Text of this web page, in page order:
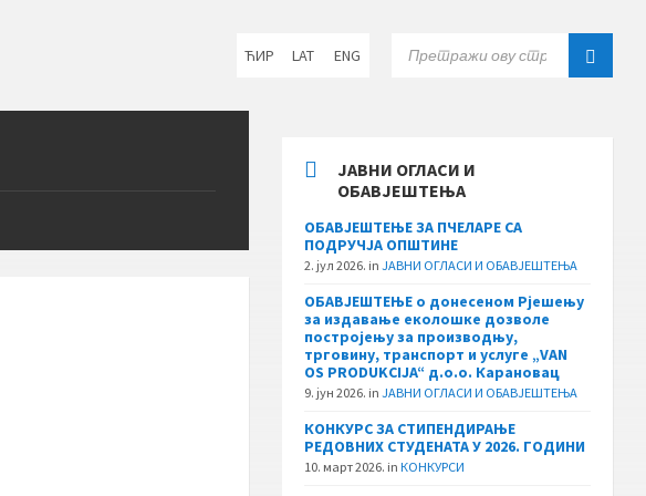
language:
ЋИР LAT ENG
ЈАВНИ ОГЛАСИ И
ОБАВЈЕШТЕЊА
ОБАВЈЕШТЕЊЕ ЗА ПЧЕЛАРЕ СА
ПОДРУЧЈА ОПШТИНЕ
2. јул 2026. inЈАВНИ ОГЛАСИ И ОБАВЈЕШТЕЊА
ОБАВЈЕШТЕЊЕ о донесеном Рјешењу
за издавање еколошке дозволе
постројењу за производњу,
трговину, транспорт и услуге „VAN
OS PRODUKCIJA“ д.о.о. Карановац
9. јун 2026. inЈАВНИ ОГЛАСИ И ОБАВЈЕШТЕЊА
КОНКУРС ЗА СТИПЕНДИРАЊЕ
РЕДОВНИХ СТУДЕНАТА У 2026. ГОДИНИ
10. март 2026. inКОНКУРСИ